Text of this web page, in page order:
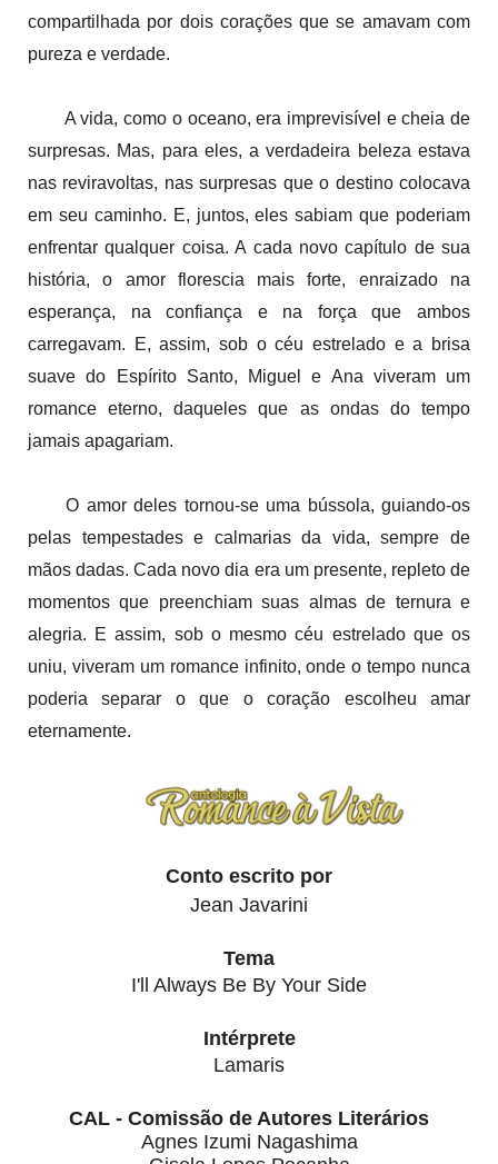
compartilhada por dois corações que se amavam com
pureza e verdade.
A vida, como o oceano, era imprevisível e cheia de
surpresas. Mas, para eles, a verdadeira beleza estava
nas reviravoltas, nas surpresas que o destino colocava
em seu caminho. E, juntos, eles sabiam que poderiam
enfrentar qualquer coisa. A cada novo capítulo de sua
história, o amor florescia mais forte, enraizado na
esperança, na confiança e na força que ambos
carregavam. E, assim, sob o céu estrelado e a brisa
suave do Espírito Santo, Miguel e Ana viveram um
romance eterno, daqueles que as ondas do tempo
jamais apagariam.
O amor deles tornou-se uma bússola, guiando-os
pelas tempestades e calmarias da vida, sempre de
mãos dadas. Cada novo dia era um presente, repleto de
momentos que preenchiam suas almas de ternura e
alegria. E assim, sob o mesmo céu estrelado que os
uniu, viveram um romance infinito, onde o tempo nunca
poderia separar o que o coração escolheu amar
eternamente.
Conto escrito por
Jean Javarini
Tema
I'll Always Be By Your Side
Intérprete
Lamaris
CAL - Comissão de Autores Literários
Agnes Izumi Nagashima